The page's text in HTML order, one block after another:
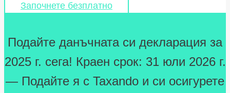
Започнете безплатно
Подайте данъчната си декларация за
2025 г. сега! Краен срок: 31 юли 2026 г.
— Подайте я с Taxando и си осигурете